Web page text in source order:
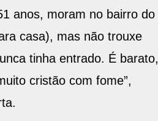
anos, moram no bairro do
casa), mas não trouxe
tinha entrado. É barato,
cristão com fome”,